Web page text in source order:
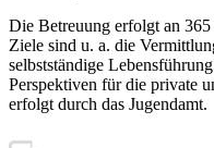
Die Betreuung erfolgt an
Ziele sind u. a. die
selbstständige
Perspektiven für die private
erfolgt durch das Jugendamt.